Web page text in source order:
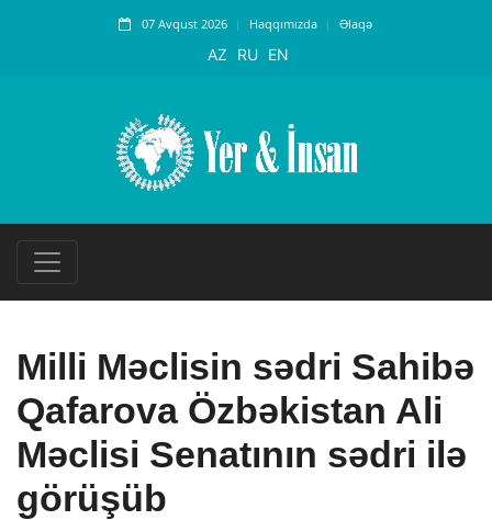
07 Avqust 2026 Haqqımızda Əlaqə
AZ RU EN
Milli Məclisin sədri Sahibə
Qafarova Özbəkistan Ali
Məclisi Senatının sədri ilə
görüşüb